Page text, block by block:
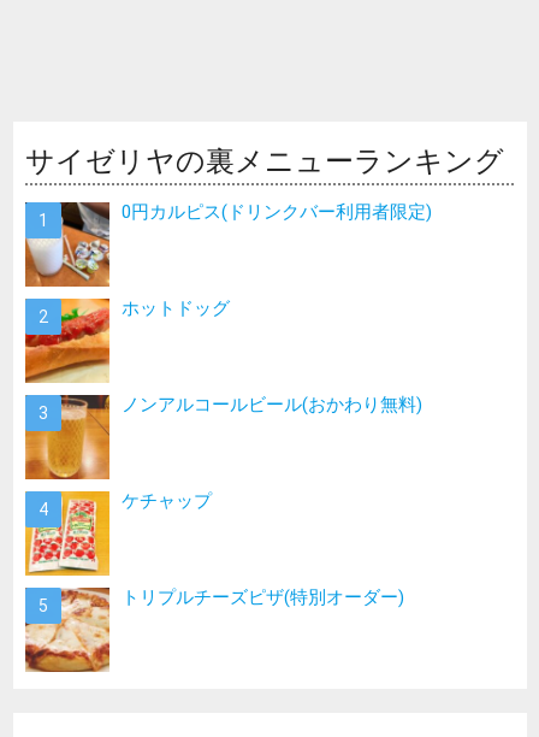
サイゼリヤの裏メニューランキング
0円カルピス(ドリンクバー利用者限定)
ホットドッグ
ノンアルコールビール(おかわり無料)
ケチャップ
トリプルチーズピザ(特別オーダー)